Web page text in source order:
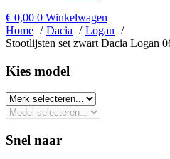
€ 0,00 0 Winkelwagen
Home
Dacia
Logan
Stootlijsten set zwart Dacia Logan
Kies model​
Snel naar